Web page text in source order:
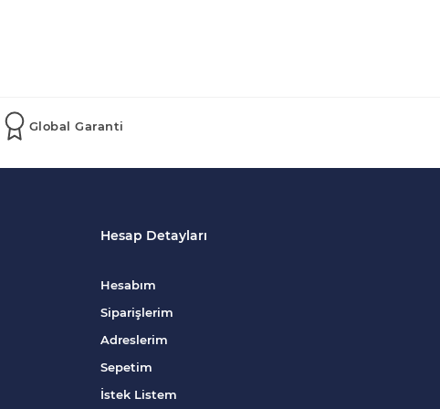
Global Garanti
Hesap Detayları
Hesabım
Siparişlerim
Adreslerim
Sepetim
İstek Listem